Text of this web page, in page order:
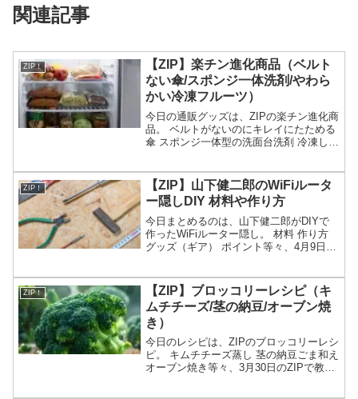
関連記事
ZIP！
【ZIP】楽チン進化商品（ベルト
ない傘/スポンジ一体洗剤/やわら
かい冷凍フルーツ）
今日の通販グッズは、ZIPの楽チン進化商
品。 ベルトがないのにキレイにたためる
傘 スポンジ一体型の洗面台洗剤 冷凍して
楽チン進化商品についてです。（画像は
イメー...
ZIP！
【ZIP】山下健二郎のWiFiルータ
ー隠しDIY 材料や作り方
今日まとめるのは、山下健二郎がDIYで
作ったWiFiルーター隠し。 材料 作り方
グッズ（ギア） ポイント等々、4月9日の
す）ZIP 山下健二郎のWiFiルー...
ZIP！
【ZIP】ブロッコリーレシピ（キ
ムチチーズ/茎の納豆/オーブン焼
き）
今日のレシピは、ZIPのブロッコリーレシ
ピ。 キムチチーズ蒸し 茎の納豆ごま和え
オーブン焼き等々、3月30日のZIPで教え